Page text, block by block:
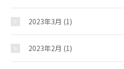
夢ステーショ
児童クラブ
2023年3月 (1)
2023年2月 (1)